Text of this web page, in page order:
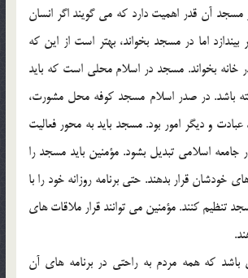
مسجد آن قدر اهمیت دارد که می گویند اگر انسان
بیندازد اما در مسجد بخواند، بهتر است از این که
خانه بخواند. مسجد در اسلام محلی است که باید
باشد. در صدر اسلام مسجد کوفه محل مشورت،
و دیگر امور بود. مسجد باید به محور فعالیت
اسلامی تبدیل بشود. مؤمنین باید مسجد را
خودشان قرار بدهند. حتی برنامه روزانه خود را با
تنظیم کنند. مؤمنین می توانند قرار ملاقات های
باشد که همه مردم به راحتی در برنامه های آن